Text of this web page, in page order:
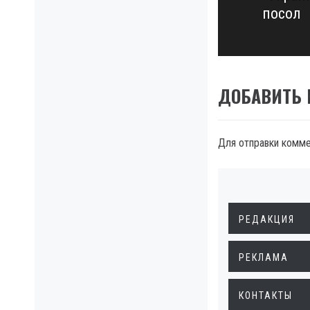
post:
посол
ДОБАВИТЬ
Для отправки
РЕДАКЦИЯ
РЕКЛАМА
КОНТАКТЫ